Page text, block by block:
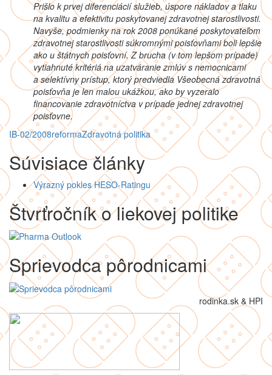
Prišlo k prvej diferenciácií služieb, úspore nákladov a tlaku
na kvalitu a efektivitu poskytovanej zdravotnej starostlivosti.
Navyše, podmienky na rok 2008 ponúkané poskytovateľom
zdravotnej starostlivosti súkromnými poisťovňami boli lepšie
ako u štátnych poisťovní. Z brucha (v tom lepšom prípade)
vytiahnuté kritériá na uzatváranie zmlúv s nemocnicami
a selektívny prístup, ktorý predviedla Všeobecná zdravotná
poisťovňa je len malou ukážkou, ako by vyzeralo
financovanie zdravotníctva v prípade jednej zdravotnej
poisťovne.
IB-02/2008reformaZdravotná politika
Súvisiace články
Výrazný pokles HESO-Ratingu
Štvrťročník o liekovej politike
Sprievodca pôrodnicami
rodinka.sk & HPI